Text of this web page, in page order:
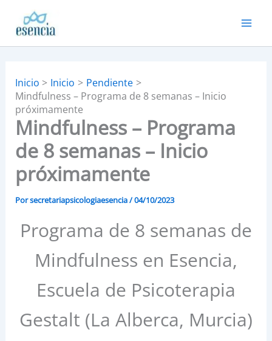
contenido
Inicio Inicio
Pendiente
Mindfulness – Programa de 8 semanas – Inicio
próximamente
Mindfulness – Programa
de 8 semanas – Inicio
próximamente
Porsecretariapsicologiaesencia/04/10/2023
Programa de 8 semanas de
Mindfulness en Esencia,
Escuela de Psicoterapia
Gestalt (La Alberca, Murcia)